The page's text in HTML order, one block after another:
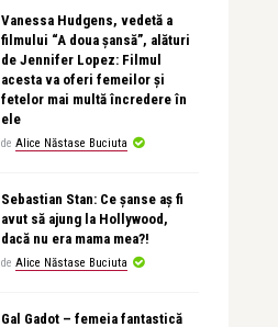
Vanessa Hudgens, vedetă a
filmului “A doua șansă”, alături
de Jennifer Lopez: Filmul
acesta va oferi femeilor și
fetelor mai multă încredere în
ele
de Alice Năstase Buciuta
Sebastian Stan: Ce șanse aș fi
avut să ajung la Hollywood,
dacă nu era mama mea?!
de Alice Năstase Buciuta
Gal Gadot – femeia fantastică